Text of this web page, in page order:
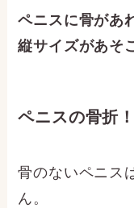
ペニスに骨があ
縦サイズがあそ
ペニスの骨折
骨のないペニス
ん。